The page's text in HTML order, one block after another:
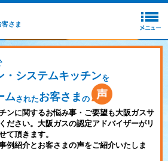
さま
・システムキッチンを
ムされたお客さま の
ンに関するお悩み事・ご要望も大阪ガスサ
ださい。大阪ガスの認定アドバイザーがリ
て頂きます。
例紹介とお客さまの声をご紹介いたしま